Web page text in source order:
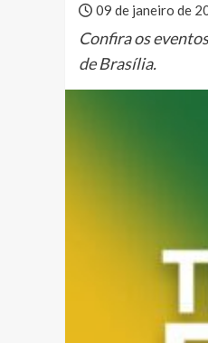
09 de janeiro de
Confira os
de Brasília.